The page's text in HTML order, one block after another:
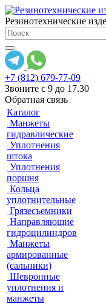
Резинотехнические
+7 (812) 679-77-09
Звоните с 9 до 17.30
Обратная связь
Каталог
Манжеты
гидравлические
Уплотнения
штока
Уплотнения
поршня
Кольца
уплотнительные
Грязесъемники
Направляющие
гидроцилиндров
Манжеты
армированные
(сальники)
Шевронные
уплотнения и
манжеты